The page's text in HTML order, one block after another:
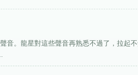
音。龍星對這些聲音再熟悉不過了，拉起